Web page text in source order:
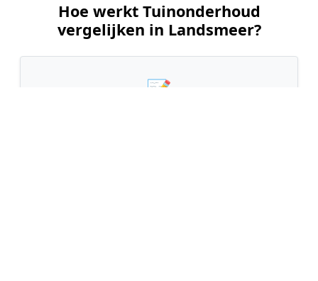
Hoe werkt Tuinonderhoud
vergelijken in Landsmeer?
📝